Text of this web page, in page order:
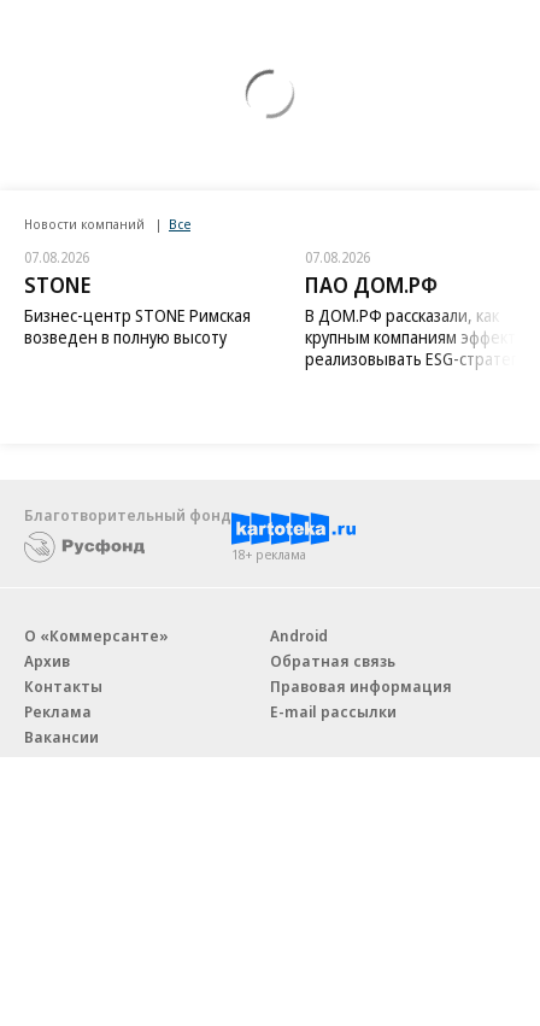
Новости компаний Все
07.08.2026
STONE
Бизнес-центр STONE Римская
возведен в полную высоту
07.08.2026
ПАО ДОМ.РФ
В ДОМ.РФ рассказали, как
крупным компаниям
реализовывать ESG-стратегию
Благотворительный фонд
18+ реклама
О «Коммерсанте»
Архив
Контакты
Реклама
Вакансии
Android
Обратная связь
Правовая информация
E-mail рассылки